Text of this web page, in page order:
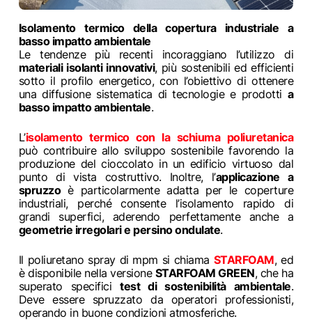
Isolamento termico della copertura industriale a
basso impatto ambientale
Le tendenze più recenti incoraggiano l’utilizzo di
materiali isolanti innovativi, più sostenibili ed efficienti
sotto il profilo energetico, con l’obiettivo di ottenere
una diffusione sistematica di tecnologie e prodotti a
basso impatto ambientale.
L’isolamento termico con la schiuma poliuretanica
può contribuire allo sviluppo sostenibile favorendo la
produzione del cioccolato in un edificio virtuoso dal
punto di vista costruttivo. Inoltre, l’applicazione a
spruzzoè particolarmente adatta per le coperture
industriali, perché consente l’isolamento rapido di
grandi superfici, aderendo perfettamente anche a
geometrie irregolari e persino ondulate.
Il poliuretano spray di mpm si chiama STARFOAM, ed
è disponibile nella versione STARFOAM GREEN, che ha
superato specificitest di sostenibilità ambientale.
Deve essere spruzzato da operatori professionisti,
operando in buone condizioni atmosferiche.